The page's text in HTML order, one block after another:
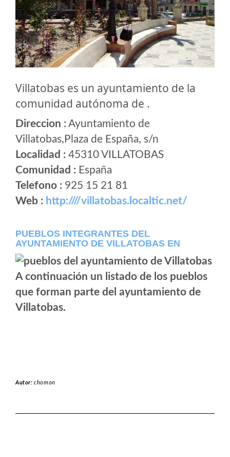
Villatobas es un ayuntamiento de la
comunidad autónoma de .
Direccion :Ayuntamiento de
Villatobas,Plaza de España, s/n
Localidad : 45310 VILLATOBAS
Comunidad : España
Telefono : 925 15 21 81
Web : http:////villatobas.localtic.net/
PUEBLOS INTEGRANTES DEL
AYUNTAMIENTO DE VILLATOBAS EN
A continuación un listado de los pueblos
que forman parte del ayuntamiento de
Villatobas.
Autor:chomon